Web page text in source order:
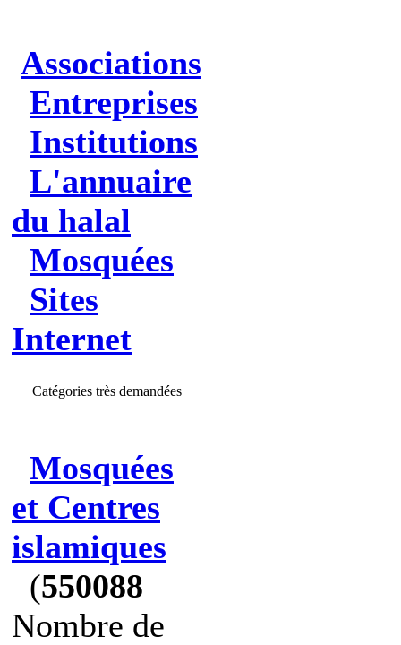
Associations
Entreprises
Institutions
L'annuaire
du halal
Mosquées
Sites
Internet
Catégories très demandées
Mosquées
et Centres
islamiques
(550088
Nombre de